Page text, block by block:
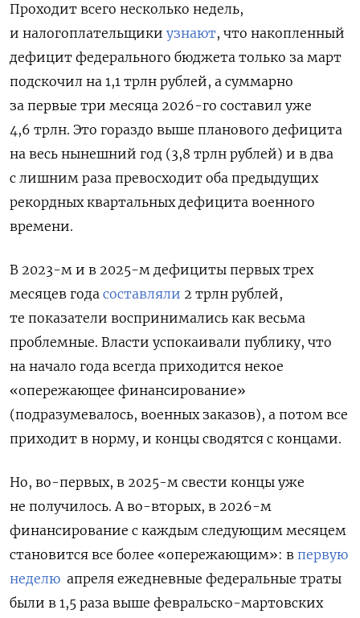
Проходит всего несколько недель,
и налогоплательщики узнают, что накопленный
дефицит федерального бюджета только за март
подскочил на 1,1 трлн рублей, а суммарно
за первые три месяца 2026-го составил уже
4,6 трлн. Это гораздо выше планового дефицита
на весь нынешний год (3,8 трлн рублей) и в два
с лишним раза превосходит оба предыдущих
рекордных квартальных дефицита военного
времени.
В 2023-м и в 2025-м дефициты первых трех
месяцев года составляли 2 трлн рублей,
те показатели воспринимались как весьма
проблемные. Власти успокаивали публику, что
на начало года всегда приходится некое
«опережающее финансирование»
(подразумевалось, военных заказов), а потом все
приходит в норму, и концы сводятся с концами.
Но, во-первых, в 2025-м свести концы уже
не получилось. А во-вторых, в 2026-м
финансирование с каждым следующим месяцем
становится все более «опережающим»: в первую
неделю апреля ежедневные федеральные траты
были в 1,5 раза выше февральско-мартовских